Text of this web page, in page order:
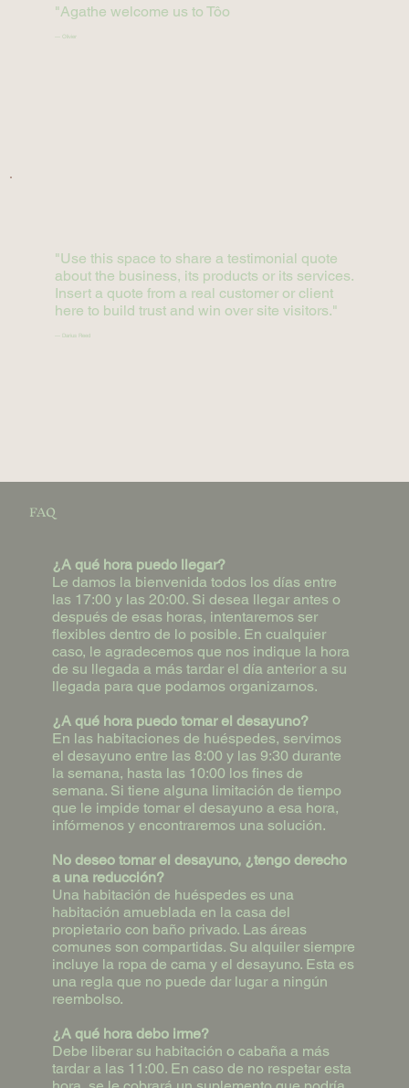
"Agathe welcome us to Tôo
— Olivier
"Use this space to share a testimonial quote
about the business, its products or its services.
Insert a quote from a real customer or client
here to build trust and win over site visitors."
— Darius Reed
FAQ
¿A qué hora puedo llegar?
Le damos la bienvenida todos los días entre
las 17:00 y las 20:00. Si desea llegar antes o
después de esas horas, intentaremos ser
flexibles dentro de lo posible. En cualquier
caso, le agradecemos que nos indique la hora
de su llegada a más tardar el día anterior a su
llegada para que podamos organizarnos.
¿A qué hora puedo tomar el desayuno?
En las habitaciones de huéspedes, servimos
el desayuno entre las 8:00 y las 9:30 durante
la semana, hasta las 10:00 los fines de
semana. Si tiene alguna limitación de tiempo
que le impide tomar el desayuno a esa hora,
infórmenos y encontraremos una solución.
No deseo tomar el desayuno, ¿tengo derecho
a una reducción?
Una habitación de huéspedes es una
habitación amueblada en la casa del
propietario con baño privado. Las áreas
comunes son compartidas. Su alquiler siempre
incluye la ropa de cama y el desayuno. Esta es
una regla que no puede dar lugar a ningún
reembolso.
¿A qué hora debo irme?
Debe liberar su habitación o cabaña a más
tardar a las 11:00. En caso de no respetar esta